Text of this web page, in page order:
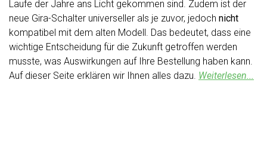
Laufe der Jahre ans Licht gekommen sind. Zudem ist der
neue Gira-Schalter universeller als je zuvor, jedoch nicht
kompatibel mit dem alten Modell. Das bedeutet, dass eine
wichtige Entscheidung für die Zukunft getroffen werden
musste, was Auswirkungen auf Ihre Bestellung haben kann.
Auf dieser Seite erklären wir Ihnen alles dazu. Weiterlesen...